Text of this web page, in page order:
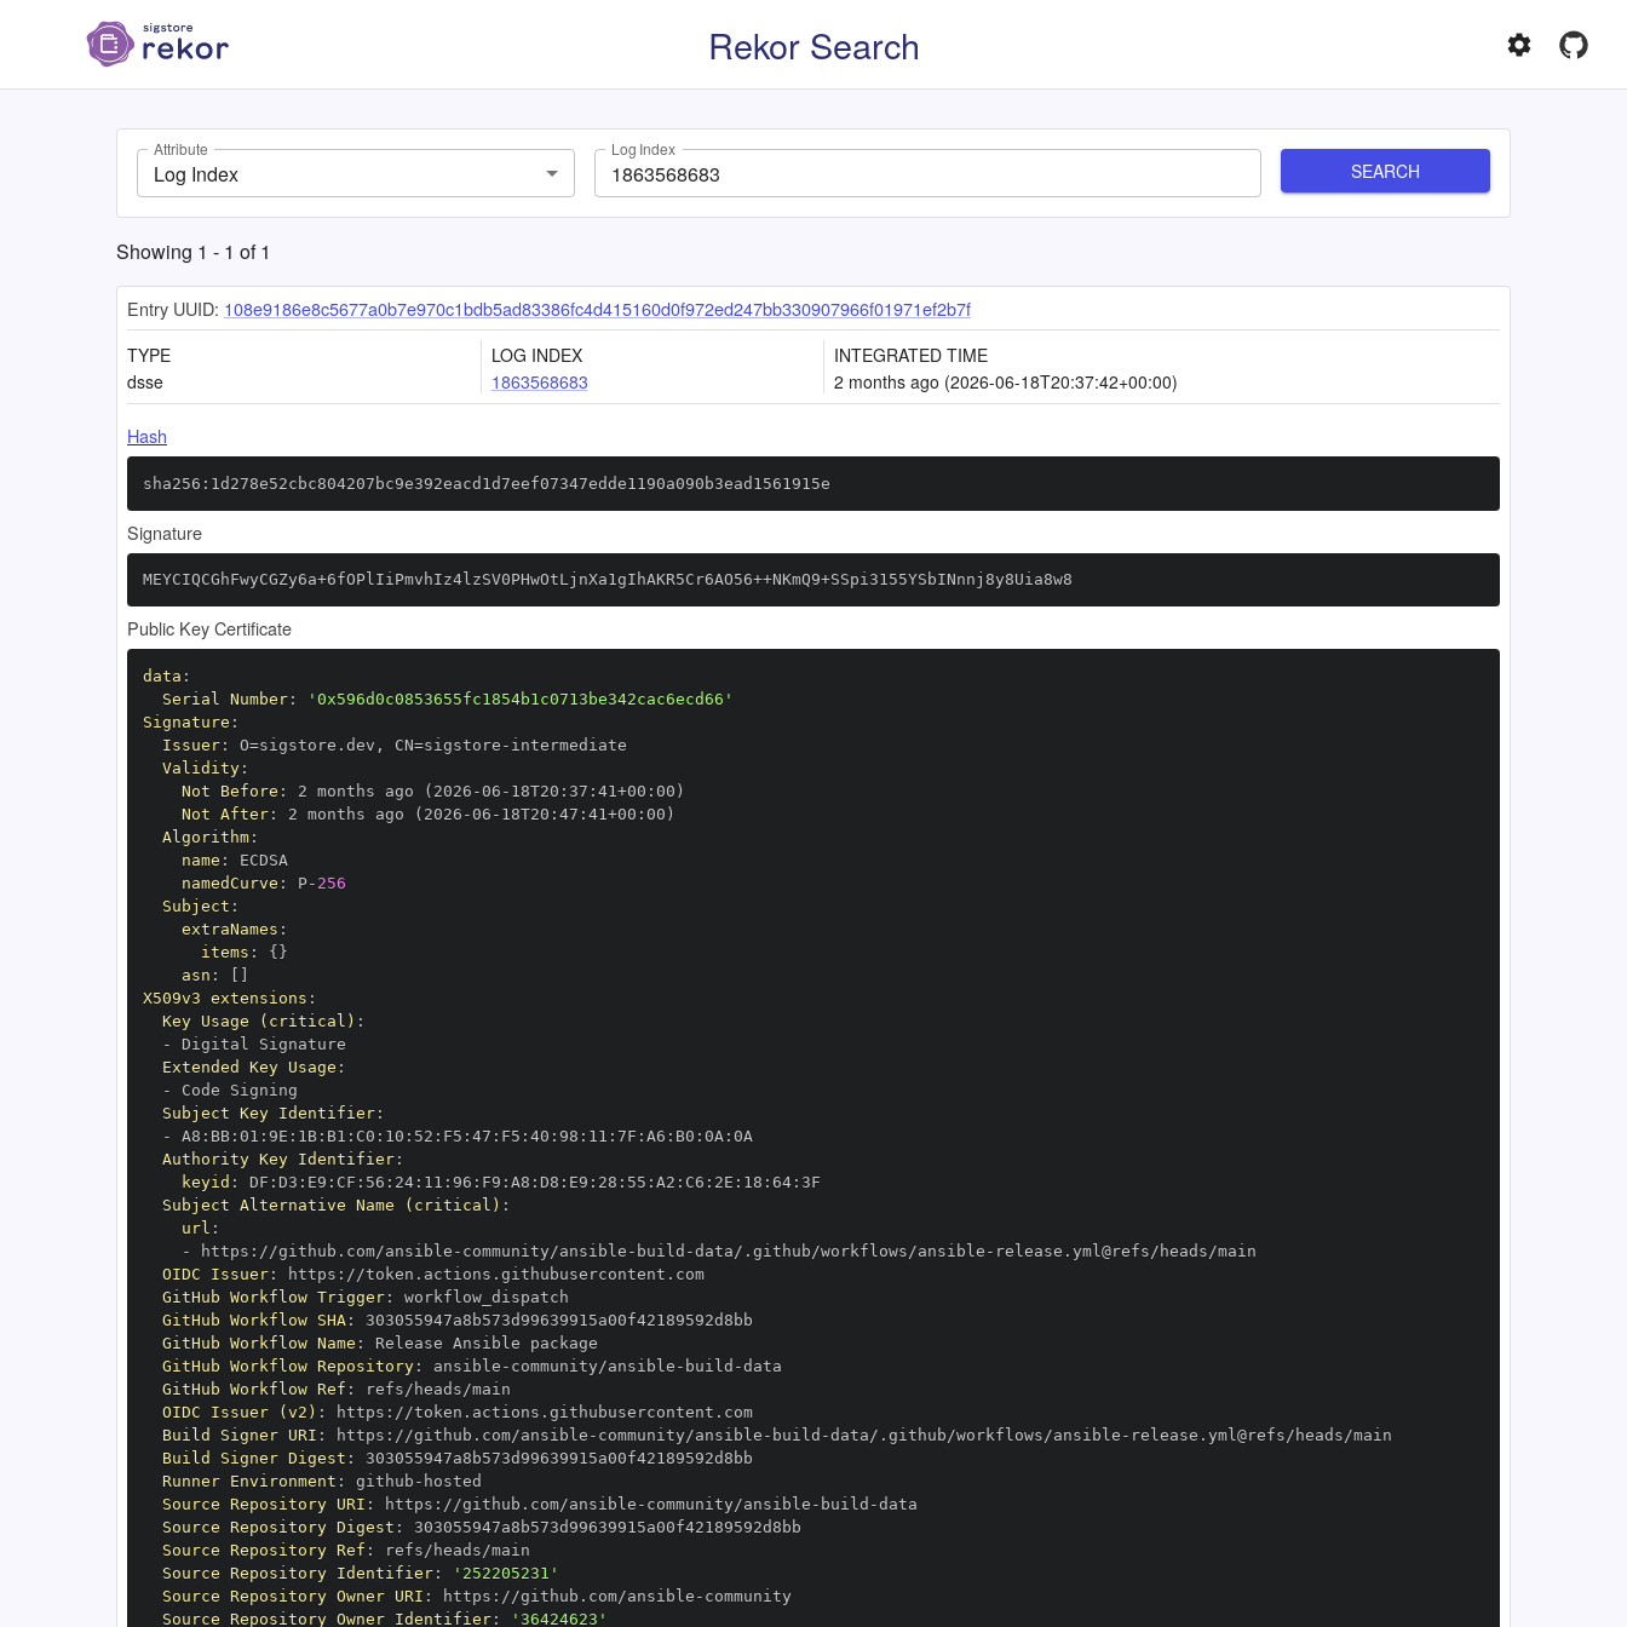
Rekor Search
Attribute
Log Index
Log Index
SEARCH
Showing 1 - 1 of1
Entry UUID: 108e9186e8c5677a0b7e970c1bdb5ad83386fc4d415160d0f972ed247bb330907966f01971ef2b7f
TYPE
dsse
LOG INDEX
1863568683
INTEGRATED TIME
2 months ago (2026-06-18T20:37:42+00:00)
Hash
sha256:1d278e52cbc804207bc9e392eacd1d7eef07347edde1190a090b3ead1561915e
Signature
MEYCIQCGhFwyCGZy6a+6fOPlIiPmvhIz4lzSV0PHwOtLjnXa1gIhAKR5Cr6AO56++NKmQ9+SSpi3155YSbINnnj8y8Uia8w8
Public Key Certificate
data :
Serial Number:
'0x596d0c0853655fc1854b1c0713be342cac6ecd66'
Signature :
Issuer: O=sigstore.dev , CN=sigstore -
Validity:
Not Before : 2 months ago (2026 -06 - 18T20 : 37 : 41+00 :
Not After: 2 months ago (2026 -06 - 18T20 : 47 : 41+00 :
Algorithm:
name :
namedCurve : P- 256
Subject :
extraNames :
items : { }
asn :
X509v3 extensions :
Key Usage (critical) :
-
Extended Key Usage :
-
Subject Key Identifier:
-
A8 : BB: 01 : 9E : 1B: B1 : C0 : 10 : 52 : F5 : 47 : F5 : 40 : 98 : 11 : 7F : A6 : B0 : 0A :
Authority Key Identifier:
keyid : DF : D3 : E9 : CF : 56 : 24: 11 : 96 : F9 : A8 : D8 : E9 : 28 : 55 : A2 : C6 : 2E : 18 : 64:
Subject Alternative Name (critical) :
url :
-
https : //github.com/ansible - community/ansible - build -data/.github/workflows/ansible -
OIDC Issuer: https :
//token.actions.githubusercontent.com
GitHub Workflow Trigger:
GitHub Workflow SHA:
GitHub Workflow Name :
GitHub Workflow Repository: ansible - community/ansible - build -
GitHub Workflow Ref :
OIDC Issuer (v2) : https :
//token.actions.githubusercontent.com
Build Signer URI : https : //github.com/ansible - community/ansible - build -data/.github/workflows/ansible -
Build Signer Digest :
Runner Environment : github -
Source Repository URI : https : //github.com/ansible - community/ansible - build -
Source Repository Digest :
Source Repository Ref :
Source Repository Identifier:
'252205231'
Source Repository Owner URI : https : //github.com/ansible -
Source Repository Owner Identifier: '36424623'